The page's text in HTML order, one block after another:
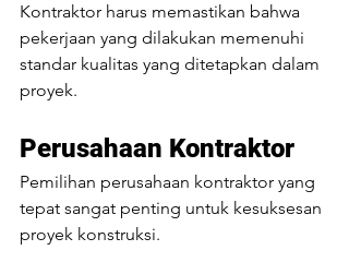
Kontraktor harus memastikan bahwa
pekerjaan yang dilakukan memenuhi
standar kualitas yang ditetapkan dalam
proyek.
Perusahaan Kontraktor
Pemilihan perusahaan kontraktor yang
tepat sangat penting untuk kesuksesan
proyek konstruksi.